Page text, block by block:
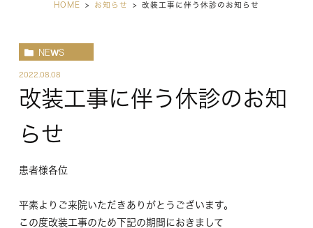
HOME お知らせ 改装工事に伴う休診のお知らせ
NEWS
2022.08.08
改装工事に伴う休診のお知
らせ
患者様各位
平素よりご来院いただきありがとうございます。
この度改装工事のため下記の期間におきまして